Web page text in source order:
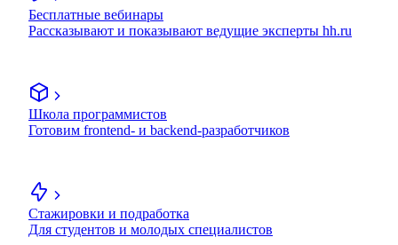
Бесплатные вебинары
Рассказывают и показывают ведущие эксперты hh.ru
Школа программистов
Готовим frontend- и backend-разработчиков
Стажировки и подработка
Для студентов и молодых специалистов